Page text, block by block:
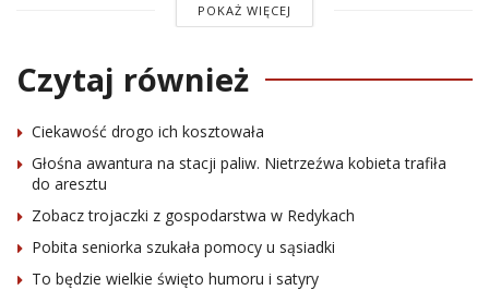
POKAŻ WIĘCEJ
Czytaj również
Ciekawość drogo ich kosztowała
Głośna awantura na stacji paliw. Nietrzeźwa kobieta trafiła
do aresztu
Zobacz trojaczki z gospodarstwa w Redykach
Pobita seniorka szukała pomocy u sąsiadki
To będzie wielkie święto humoru i satyry